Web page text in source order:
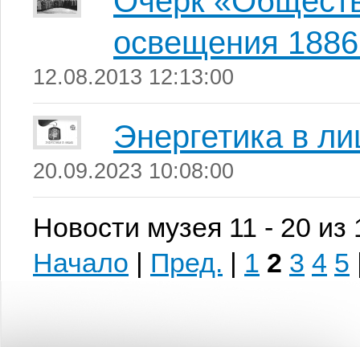
освещения
12.08.2013 12:13:00
Энергетика в
20.09.2023 10:08:00
Новости музея 11 - 20 из
Начало | Пред. | 1 2 3 4 5